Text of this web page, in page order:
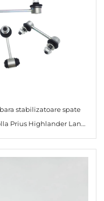
stabilizatoare spate
Prius Highlander Land